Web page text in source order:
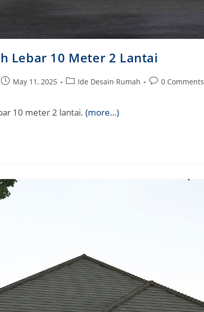
Lebar 10 Meter 2 Lantai
PostMay 11, 2025
PostIde Desain Rumah
Post0 Comments
10 meter 2 lantai. (more…)